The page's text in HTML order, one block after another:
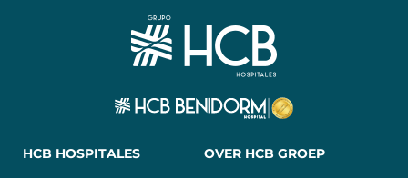
HCB HOSPITALES OVER HCB GROEP